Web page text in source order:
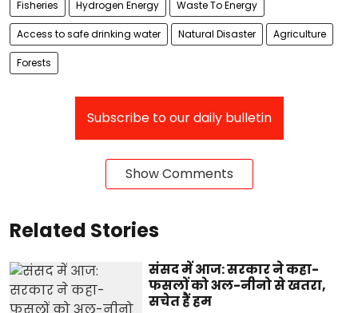
Fisheries Hydrogen Energy Waste To Energy
Access to safe drinking water Natural Disaster Agriculture
Forests
Subscribe to our daily bulletin
Show Comments
Related Stories
संसद में आज: सरकार ने कहा-
फसलों को अल-नीनो से खतरा,
सचेत हैं हम